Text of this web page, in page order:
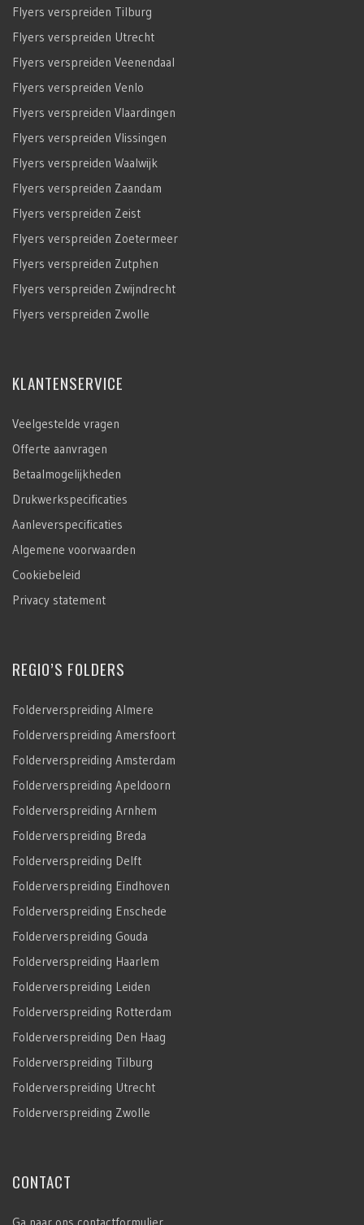
Flyers verspreiden Tilburg
Flyers verspreiden Utrecht
Flyers verspreiden Veenendaal
Flyers verspreiden Venlo
Flyers verspreiden Vlaardingen
Flyers verspreiden Vlissingen
Flyers verspreiden Waalwijk
Flyers verspreiden Zaandam
Flyers verspreiden Zeist
Flyers verspreiden Zoetermeer
Flyers verspreiden Zutphen
Flyers verspreiden Zwijndrecht
Flyers verspreiden Zwolle
KLANTENSERVICE
Veelgestelde vragen
Offerte aanvragen
Betaalmogelijkheden
Drukwerkspecificaties
Aanleverspecificaties
Algemene voorwaarden
Cookiebeleid
Privacy statement
REGIO’S FOLDERS
Folderverspreiding Almere
Folderverspreiding Amersfoort
Folderverspreiding Amsterdam
Folderverspreiding Apeldoorn
Folderverspreiding Arnhem
Folderverspreiding Breda
Folderverspreiding Delft
Folderverspreiding Eindhoven
Folderverspreiding Enschede
Folderverspreiding Gouda
Folderverspreiding Haarlem
Folderverspreiding Leiden
Folderverspreiding Rotterdam
Folderverspreiding Den Haag
Folderverspreiding Tilburg
Folderverspreiding Utrecht
Folderverspreiding Zwolle
CONTACT
Ga naar ons contactformulier